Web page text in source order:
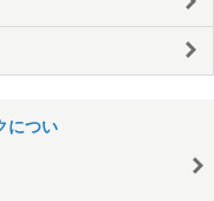
につい